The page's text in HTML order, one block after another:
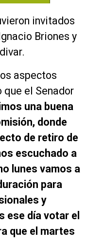
invitados
Briones y
aspectos
que el Senador
una buena
donde
de retiro de
escuchado a
lunes vamos a
para
y
ese día votar el
que el martes